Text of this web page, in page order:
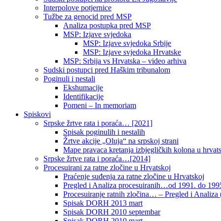
Interpolove potjernice
Tužbe za genocid pred MSP
Analiza postupka pred MSP
MSP: Izjave svjedoka
MSP: Izjave svjedoka Srbije
MSP: Izjave svjedoka Hrvatske
MSP: Srbija vs Hrvatska – video arhiva
Sudski postupci pred Haškim tribunalom
Poginuli i nestali
Ekshumacije
Identifikacije
Pomeni – In memoriam
Spiskovi
Srpske žrtve rata i poraća… [2021]
Spisak poginulih i nestalih
Žrtve akcije „Oluja“ na srpskoj strani
Mape pravaca kretanja izbjegličkih kolona u
Srpske žrtve rata i poraća…[2014]
Procesuirani za ratne zločine u Hrvatskoj
Praćenje suđenja za ratne zločine u Hrvatskoj
Pregled i Analiza procesuiranih…od 1991. do
Procesuiranje ratnih zločina… – Pregled i Analiza
Spisak DORH 2013 mart
Spisak DORH 2010 septembar